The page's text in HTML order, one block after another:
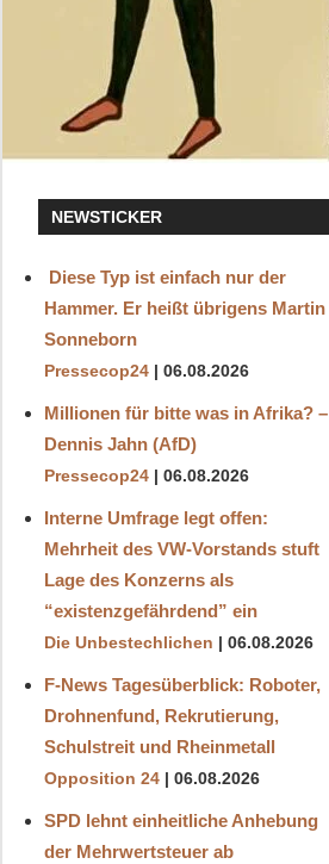
NEWSTICKER
Diese Typ ist einfach nur der
Hammer. Er heißt übrigens Martin
Sonneborn
Pressecop24 06.08.2026
Millionen für bitte was in Afrika? –
Dennis Jahn (AfD)
Pressecop24 06.08.2026
Interne Umfrage legt offen:
Mehrheit des VW-Vorstands stuft
Lage des Konzerns als
“existenzgefährdend” ein
Die Unbestechlichen 06.08.2026
F-News Tagesüberblick: Roboter,
Drohnenfund, Rekrutierung,
Schulstreit und Rheinmetall
Opposition 24 06.08.2026
SPD lehnt einheitliche Anhebung
der Mehrwertsteuer ab